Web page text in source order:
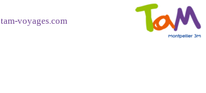
tam-voyages.com